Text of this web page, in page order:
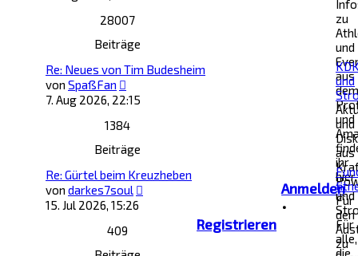
zu
und
aus
dem
und
ihr
hier.
28007
Beiträge
Re: Neues von Tim Budesheim
von SpaßFan
Beitrag
7. Aug 2026, 22:15
und
und
aus
und
Für
alle,
die
1384
Beiträge
Re: Gürtel beim Kreuzheben
von darkes7soul
15. Jul 2026, 15:26
Für
den
zu
409
Anmelden
•
Registrieren